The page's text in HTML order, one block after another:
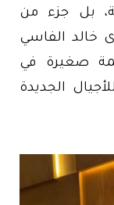
بل جزء من
خالد الفاسي
صغيرة في
الجديدة